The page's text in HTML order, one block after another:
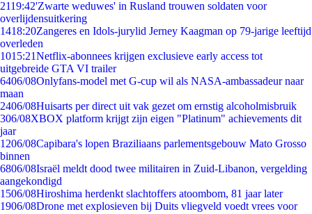
2119:42'Zwarte weduwes' in Rusland trouwen soldaten voor
overlijdensuitkering
1418:20Zangeres en Idols-jurylid Jerney Kaagman op 79-jarige leeftijd
overleden
1015:21Netflix-abonnees krijgen exclusieve early access tot
uitgebreide GTA VI trailer
6406/08Onlyfans-model met G-cup wil als NASA-ambassadeur naar
maan
2406/08Huisarts per direct uit vak gezet om ernstig alcoholmisbruik
306/08XBOX platform krijgt zijn eigen "Platinum" achievements dit
jaar
1206/08Capibara's lopen Braziliaans parlementsgebouw Mato Grosso
binnen
6806/08Israël meldt dood twee militairen in Zuid-Libanon, vergelding
aangekondigd
1506/08Hiroshima herdenkt slachtoffers atoombom, 81 jaar later
1906/08Drone met explosieven bij Duits vliegveld voedt vrees voor